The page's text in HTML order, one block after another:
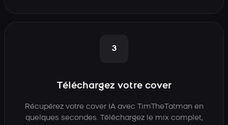
3
Téléchargez votre cover
Récupérez votre cover IA avec TimTheTatman en
quelques secondes. Téléchargez le mix complet,